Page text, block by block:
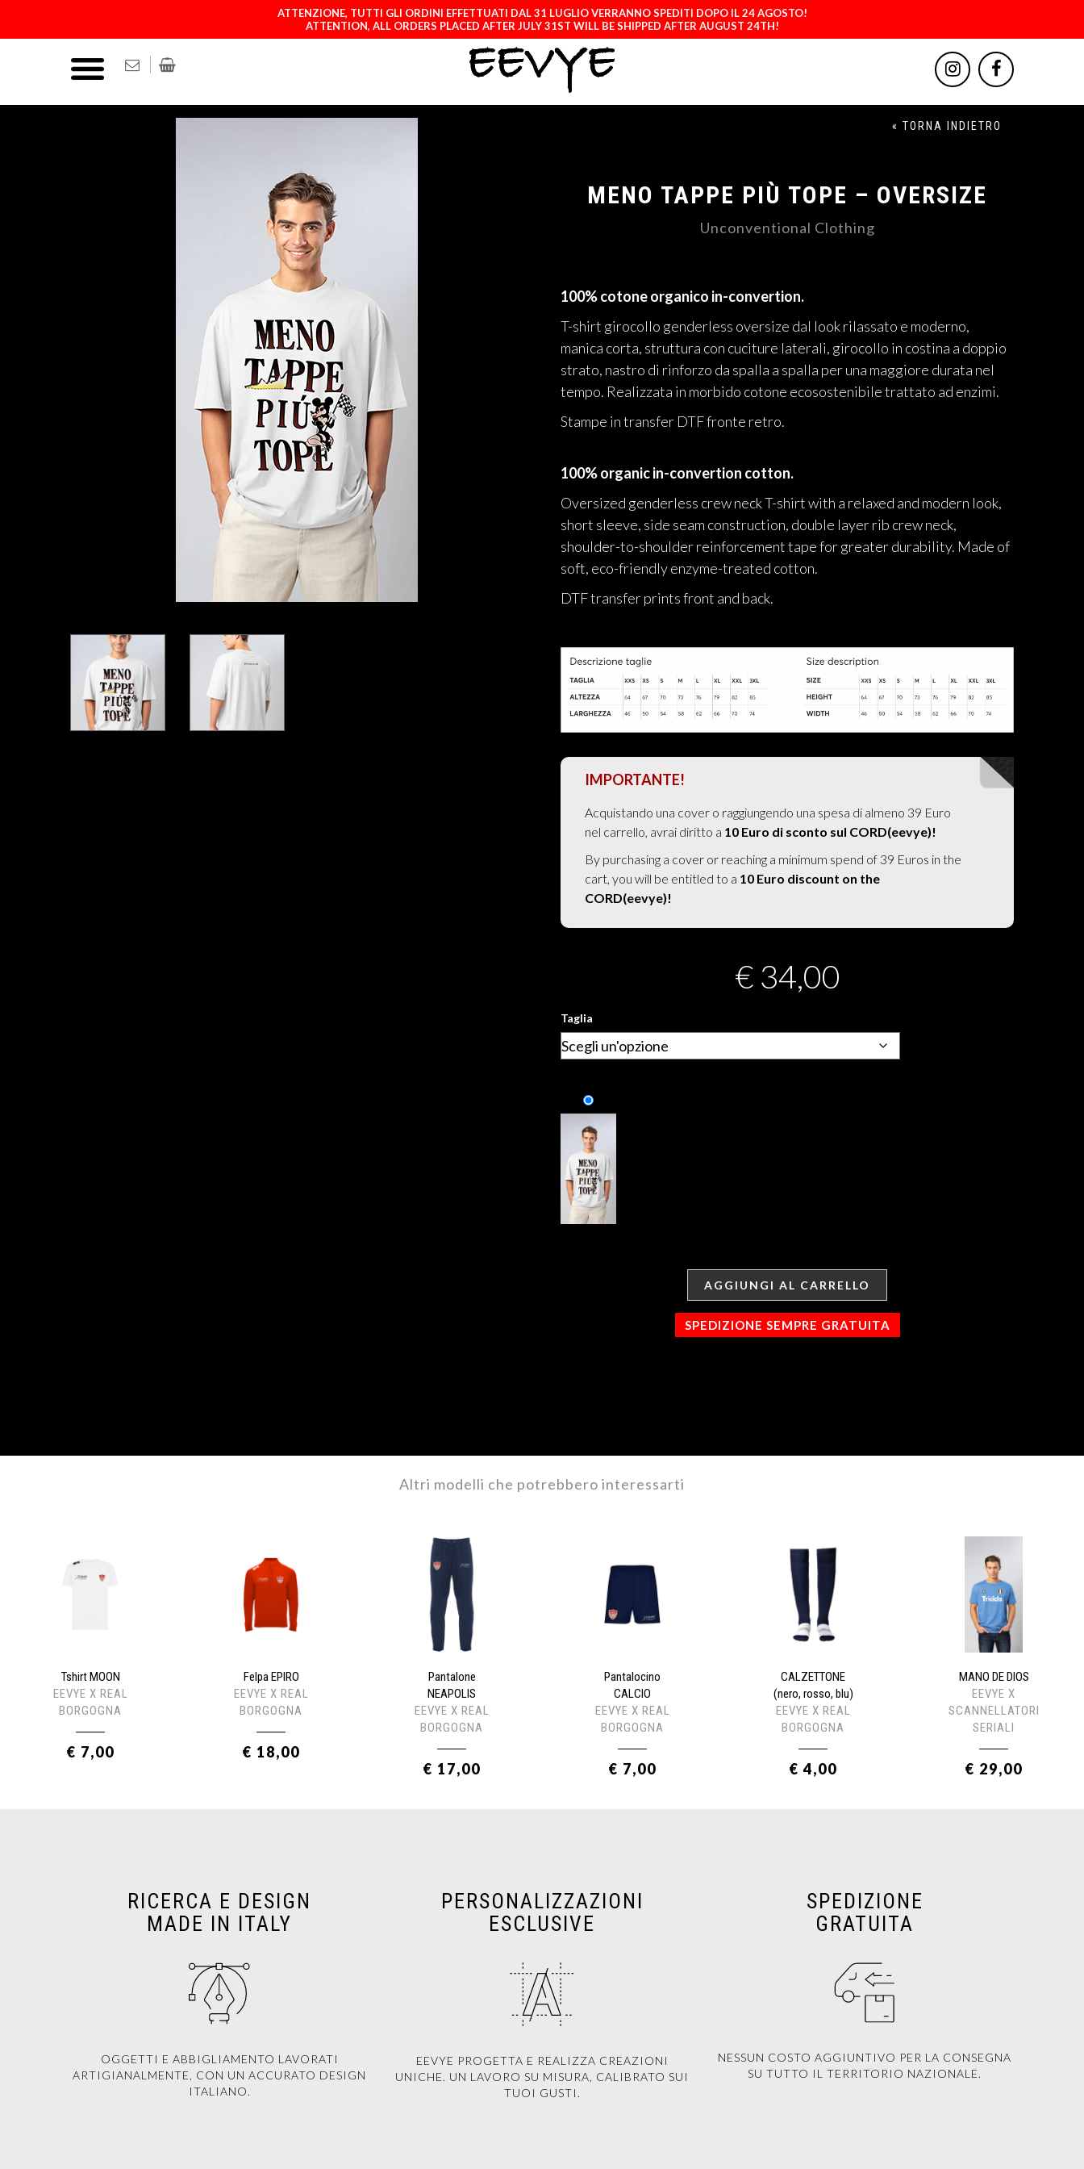
ATTENZIONE, TUTTI GLI ORDINI EFFETTUATI DAL 31 LUGLIO VERRANNO SPEDITI DOPO IL 24 AGOSTO!
ATTENTION, ALL ORDERS PLACED AFTER JULY 31ST WILL BE SHIPPED AFTER AUGUST 24TH!
« TORNA INDIETRO
MENO TAPPE PIÙ TOPE – OVERSIZE
Unconventional Clothing
100% cotone organico in-convertion.
T-shirt girocollo genderless oversize dal look rilassato e moderno,
manica corta, struttura con cuciture laterali, girocollo in costina a doppio
strato, nastro di rinforzo da spalla a spalla per una maggiore durata nel
tempo. Realizzata in morbido cotone ecosostenibile trattato ad enzimi.
Stampe in transfer DTF fronte retro.
100% organic in-convertion cotton.
Oversized genderless crew neck T-shirt with a relaxed and modern look,
short sleeve, side seam construction, double layer rib crew neck,
shoulder-to-shoulder reinforcement tape for greater durability. Made of
soft, eco-friendly enzyme-treated cotton.
DTF transfer prints front and back.
IMPORTANTE!
Acquistando una cover o raggiungendo una spesa di almeno 39 Euro
nel carrello, avrai diritto a 10 Euro di sconto sul CORD(eevye)!
By purchasing a cover or reaching a minimum spend of 39 Euros in the
cart, you will be entitled to a 10 Euro discount on the
CORD(eevye)!
€34,00
Taglia
AGGIUNGI AL CARRELLO
SPEDIZIONE SEMPRE GRATUITA
Altri modelli che potrebbero interessarti
Tshirt MOON
EEVYE X REAL
BORGOGNA
€ 7,00
Felpa EPIRO
EEVYE X REAL
BORGOGNA
€ 18,00
Pantalone
NEAPOLIS
EEVYE X REAL
BORGOGNA
€ 17,00
Pantalocino
CALCIO
EEVYE X REAL
BORGOGNA
€ 7,00
CALZETTONE
(nero, rosso, blu)
EEVYE X REAL
BORGOGNA
€ 4,00
MANO DE DIOS
EEVYE X
SCANNELLATORI
SERIALI
€ 29,00
RICERCA E DESIGN
MADE IN ITALY
OGGETTI E ABBIGLIAMENTO LAVORATI
ARTIGIANALMENTE, CON UN ACCURATO DESIGN
ITALIANO.
PERSONALIZZAZIONI
ESCLUSIVE
EEVYE PROGETTA E REALIZZA CREAZIONI
UNICHE. UN LAVORO SU MISURA, CALIBRATO SUI
TUOI GUSTI.
SPEDIZIONE
GRATUITA
NESSUN COSTO AGGIUNTIVO PER LA CONSEGNA
SU TUTTO IL TERRITORIO NAZIONALE.